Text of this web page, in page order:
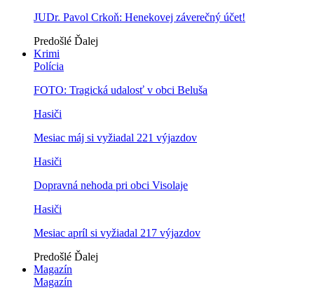
JUDr. Pavol Crkoň: Henekovej záverečný účet!
Predošlé Ďalej
Krimi
Polícia
FOTO: Tragická udalosť v obci Beluša
Hasiči
Mesiac máj si vyžiadal 221 výjazdov
Hasiči
Dopravná nehoda pri obci Visolaje
Hasiči
Mesiac apríl si vyžiadal 217 výjazdov
Predošlé Ďalej
Magazín
Magazín